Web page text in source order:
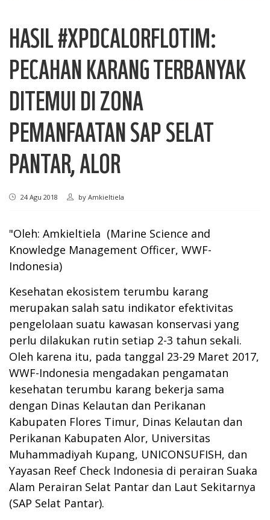
HASIL #XPDCALORFLOTIM:
PECAHAN KARANG TERBANYAK
DITEMUI DI ZONA
PEMANFAATAN SAP SELAT
PANTAR, ALOR
24 Agu 2018 by Amkieltiela
"Oleh: Amkieltiela (Marine Science and
Knowledge Management Officer, WWF-
Indonesia)
Kesehatan ekosistem terumbu karang
merupakan salah satu indikator efektivitas
pengelolaan suatu kawasan konservasi yang
perlu dilakukan rutin setiap 2-3 tahun sekali.
Oleh karena itu, pada tanggal 23-29 Maret 2017,
WWF-Indonesia mengadakan pengamatan
kesehatan terumbu karang bekerja sama
dengan Dinas Kelautan dan Perikanan
Kabupaten Flores Timur, Dinas Kelautan dan
Perikanan Kabupaten Alor, Universitas
Muhammadiyah Kupang, UNICONSUFISH, dan
Yayasan Reef Check Indonesia di perairan Suaka
Alam Perairan Selat Pantar dan Laut Sekitarnya
(SAP Selat Pantar).